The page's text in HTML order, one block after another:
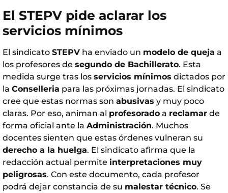
El STEPV pide aclarar los
servicios mínimos
El sindicato STEPV ha enviado un modelo de queja a
los profesores de segundo de Bachillerato. Esta
medida surge tras los servicios mínimos dictados por
la Conselleria para las próximas jornadas. El sindicato
cree que estas normas son abusivas y muy poco
claras. Por eso, animan al profesorado a reclamar de
forma oficial ante la Administración. Muchos
docentes sienten que estas órdenes vulneran su
derecho a la huelga. El sindicato afirma que la
redacción actual permite interpretaciones muy
peligrosas. Con este documento, cada profesor
podrá dejar constancia de su malestar técnico. Se